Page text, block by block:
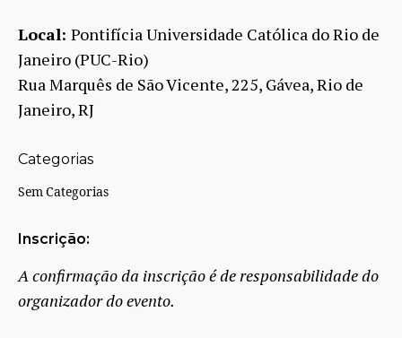
Local: Pontifícia Universidade Católica do Rio de
Janeiro (PUC-Rio)
Rua Marquês de São Vicente, 225, Gávea, Rio de
Janeiro, RJ
Categorias
Sem Categorias
Inscrição:
A confirmação da inscrição é de responsabilidade do
organizador do evento.